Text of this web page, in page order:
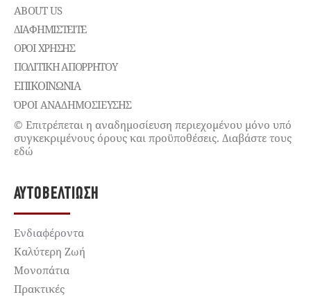
ABOUT US
ΔΙΑΦΗΜΙΣΤΕΊΤΕ
ΌΡΟΙ ΧΡΉΣΗΣ
ΠΟΛΙΤΙΚΉ ΑΠΟΡΡΉΤΟΥ
ΕΠΙΚΟΙΝΩΝΊΑ
ΌΡΟΙ ΑΝΑΔΗΜΟΣΙΕΥΣΗΣ
© Επιτρέπεται η αναδημοσίευση περιεχομένου μόνο υπό
συγκεκριμένους όρους και προϋποθέσεις. Διαβάστε τους
εδώ
ΑΥΤΟΒΕΛΤΊΩΣΗ
Ενδιαφέροντα
Καλύτερη Ζωή
Μονοπάτια
Πρακτικές